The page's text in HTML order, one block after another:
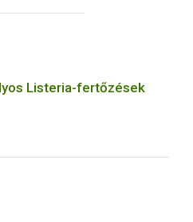
Listeria-fertőzések